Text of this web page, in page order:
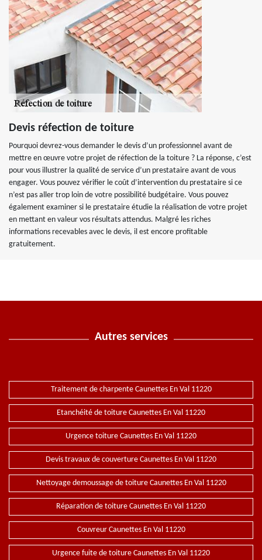
Devis réfection de toiture
Pourquoi devrez-vous demander le devis d’un professionnel avant de
mettre en œuvre votre projet de réfection de la toiture ? La réponse, c’est
pour vous illustrer la qualité de service d’un prestataire avant de vous
engager. Vous pouvez vérifier le coût d’intervention du prestataire si ce
n’est pas aller trop loin de votre possibilité budgétaire. Vous pouvez
également examiner si le prestataire étudie la réalisation de votre projet
en mettant en valeur vos résultats attendus. Malgré les riches
informations recevables avec le devis, il est encore profitable
gratuitement.
Autres services
Traitement de charpente Caunettes En Val 11220
Etanchéité de toiture Caunettes En Val 11220
Urgence toiture Caunettes En Val 11220
Devis travaux de couverture Caunettes En Val 11220
Nettoyage demoussage de toiture Caunettes En Val 11220
Réparation de toiture Caunettes En Val 11220
Couvreur Caunettes En Val 11220
Urgence fuite de toiture Caunettes En Val 11220